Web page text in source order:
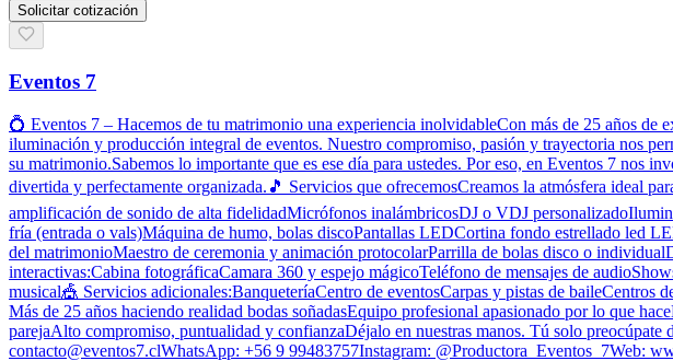
Solicitar cotización
Eventos 7
💍 Eventos 7 – Hacemos de tu matrimonio una experiencia inolvidableCon más de 25 años de
iluminación y producción integral de eventos. Nuestro compromiso, pasión y trayectoria nos
su matrimonio.Sabemos lo importante que es ese día para ustedes. Por eso, en Eventos 7 nos
divertida y perfectamente organizada.🎵 Servicios que ofrecemosCreamos la atmósfera ideal
amplificación de sonido de alta fidelidadMicrófonos inalámbricosDJ o VDJ
fría (entrada o vals)Máquina de humo, bolas discoPantallas LEDCortina fondo estrellado led
del matrimonioMaestro de ceremonia y animación protocolarParrilla de bolas disco o
interactivas:Cabina fotográficaCamara 360 y espejo mágicoTeléfono de mensajes de
musical🎪 Servicios adicionales:BanqueteríaCentro de eventosCarpas y pistas de
Más de 25 años haciendo realidad bodas soñadasEquipo profesional apasionado por lo que
parejaAlto compromiso, puntualidad y confianzaDéjalo en nuestras manos. Tú solo
contacto@eventos7.clWhatsApp: +56 9 99483757Instagram: @Productora_Eventos_7Web: